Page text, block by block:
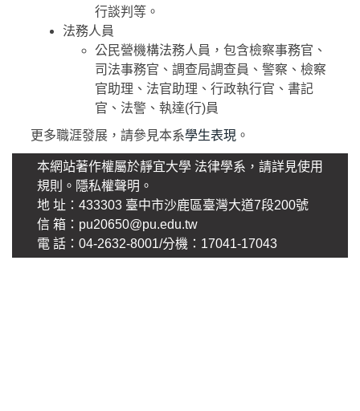
行談判等。
法務人員
公民營機構法務人員，包含檢察事務官、
司法事務官、調查局調查員、警察、檢察
官助理、法官助理、行政執行官、書記
官、法警、執達(行)員
更多職涯發展，請參見本系學生表現 。
本網站著作權屬於靜宜大學 法律學系，請詳見使用
規則。 隱私權聲明 。
地 址：433303 臺中市沙鹿區臺灣大道7段200號
信 箱：pu20650@pu.edu.tw
電 話：04-2632-8001/分機：17041-17043